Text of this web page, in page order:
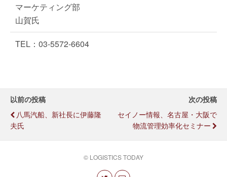
マーケティング部
山賀氏
TEL：03-5572-6604
以前の投稿
八馬汽船、新社長に伊藤隆
夫氏
次の投稿
セイノー情報、名古屋・大阪で
物流管理効率化セミナー
© LOGISTICS TODAY